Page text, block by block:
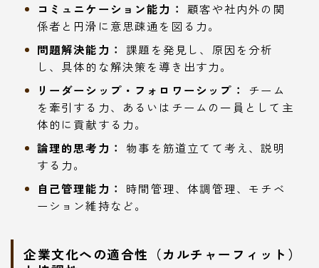
コミュニケーション能力：
顧客や社内外の関
係者と円滑に意思疎通を図る力。
問題解決能力： 課題を発見し、原因を分析
し、具体的な解決策を導き出す力。
リーダーシップ・フォロワーシップ：
チーム
を牽引する力、あるいはチームの一員として主
体的に貢献する力。
論理的思考力：
物事を筋道立てて考え、説明
する力。
自己管理能力：
時間管理、体調管理、モチベ
ーション維持など。
企業文化への適合性（カルチャーフィット）